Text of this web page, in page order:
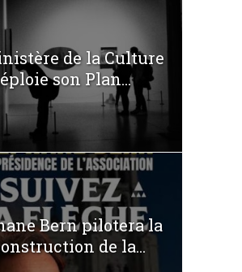
de la Culture
son Plan...
Bern pilotera la
de la...